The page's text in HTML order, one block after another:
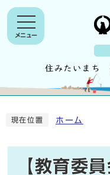
メニュー
現在位置 ホーム
【教育委